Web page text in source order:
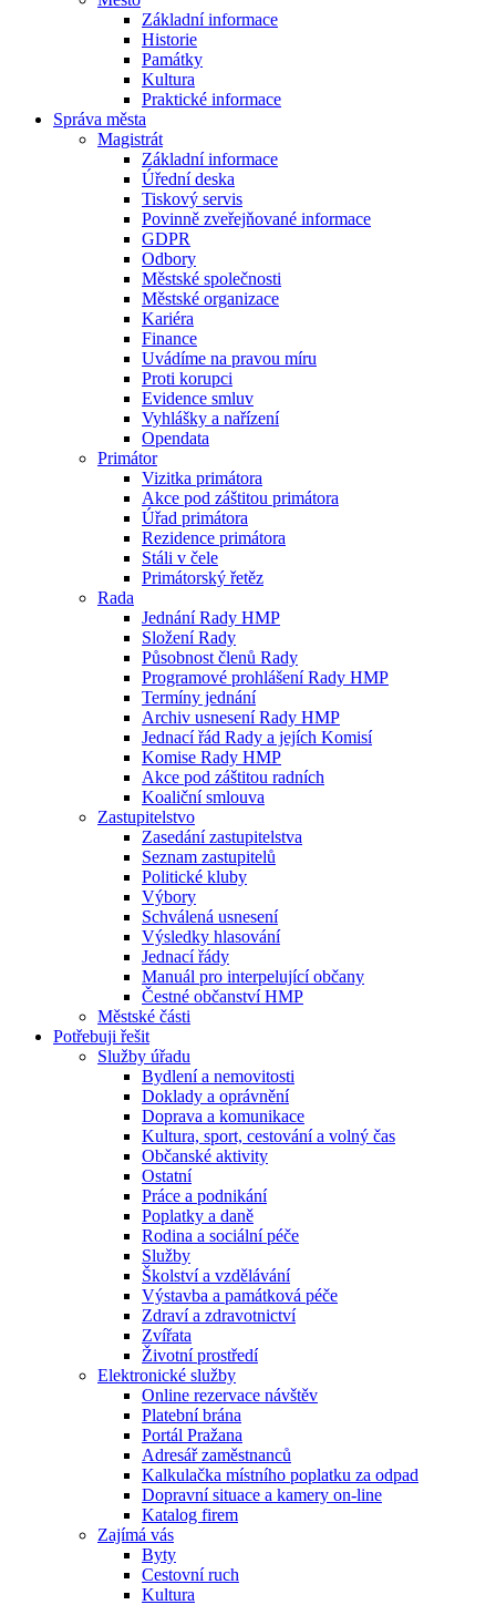
Základní informace
Historie
Památky
Kultura
Praktické informace
Správa města
Magistrát
Základní informace
Úřední deska
Tiskový servis
Povinně zveřejňované informace
GDPR
Odbory
Městské společnosti
Městské organizace
Kariéra
Finance
Uvádíme na pravou míru
Proti korupci
Evidence smluv
Vyhlášky a nařízení
Opendata
Primátor
Vizitka primátora
Akce pod záštitou primátora
Úřad primátora
Rezidence primátora
Stáli v čele
Primátorský řetěz
Rada
Jednání Rady HMP
Složení Rady
Působnost členů Rady
Programové prohlášení Rady HMP
Termíny jednání
Archiv usnesení Rady HMP
Jednací řád Rady a jejích Komisí
Komise Rady HMP
Akce pod záštitou radních
Koaliční smlouva
Zastupitelstvo
Zasedání zastupitelstva
Seznam zastupitelů
Politické kluby
Výbory
Schválená usnesení
Výsledky hlasování
Jednací řády
Manuál pro interpelující občany
Čestné občanství HMP
Městské části
Potřebuji řešit
Služby úřadu
Bydlení a nemovitosti
Doklady a oprávnění
Doprava a komunikace
Kultura, sport, cestování a volný čas
Občanské aktivity
Ostatní
Práce a podnikání
Poplatky a daně
Rodina a sociální péče
Služby
Školství a vzdělávání
Výstavba a památková péče
Zdraví a zdravotnictví
Zvířata
Životní prostředí
Elektronické služby
Online rezervace návštěv
Platební brána
Portál Pražana
Adresář zaměstnanců
Kalkulačka místního poplatku za odpad
Dopravní situace a kamery on-line
Katalog firem
Zajímá vás
Byty
Cestovní ruch
Kultura